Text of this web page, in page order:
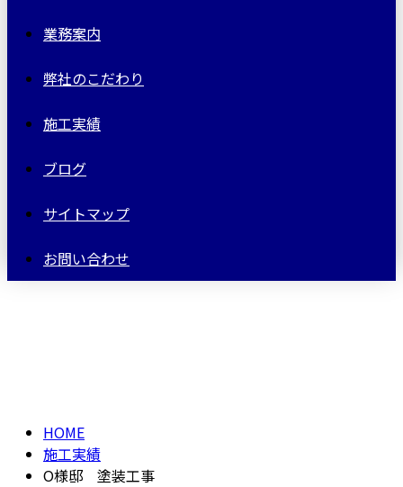
業務案内
弊社のこだわり
施工実績
ブログ
サイトマップ
お問い合わせ
HOME
施工実績
O様邸 塗装工事